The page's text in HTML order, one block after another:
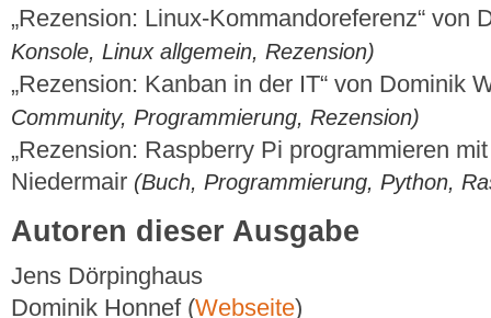
„Rezension: Linux-Kommandoreferenz“ von
Konsole, Linux allgemein, Rezension)
„Rezension: Kanban in der IT“ von Dominik
Community, Programmierung, Rezension)
„Rezension: Raspberry Pi programmieren
Niedermair (Buch, Programmierung, Python,
Autoren dieser Ausgabe
Jens Dörpinghaus
Dominik Honnef (Webseite)